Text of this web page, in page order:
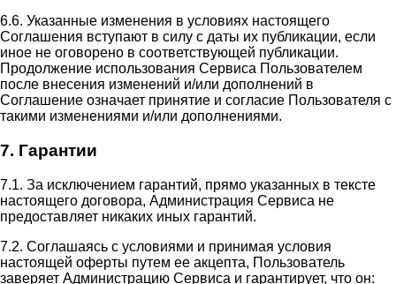
6.6. Указанные изменения в условиях настоящего
Соглашения вступают в силу с даты их публикации, если
иное не оговорено в соответствующей публикации.
Продолжение использования Сервиса Пользователем
после внесения изменений и/или дополнений в
Соглашение означает принятие и согласие Пользователя с
такими изменениями и/или дополнениями.
7. Гарантии
7.1. За исключением гарантий, прямо указанных в тексте
настоящего договора, Администрация Сервиса не
предоставляет никаких иных гарантий.
7.2. Соглашаясь с условиями и принимая условия
настоящей оферты путем ее акцепта, Пользователь
заверяет Администрацию Сервиса и гарантирует, что он: